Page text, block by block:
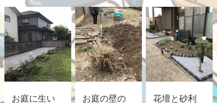
お庭に生い
お庭の壁の
花壇と砂利